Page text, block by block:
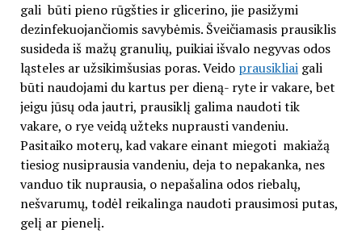
gali būti pieno rūgšties ir glicerino, jie pasižymi
dezinfekuojančiomis savybėmis. Šveičiamasis prausiklis
susideda iš mažų granulių, puikiai išvalo negyvas odos
ląsteles ar užsikimšusias poras. Veido prausikliaigali
būti naudojami du kartus per dieną- ryte ir vakare, bet
jeigu jūsų oda jautri, prausiklį galima naudoti tik
vakare, o rye veidą užteks nuprausti vandeniu.
Pasitaiko moterų, kad vakare einant miegoti makiažą
tiesiog nusiprausia vandeniu, deja to nepakanka, nes
vanduo tik nuprausia, o nepašalina odos riebalų,
nešvarumų, todėl reikalinga naudoti prausimosi putas,
gelį ar pienelį.